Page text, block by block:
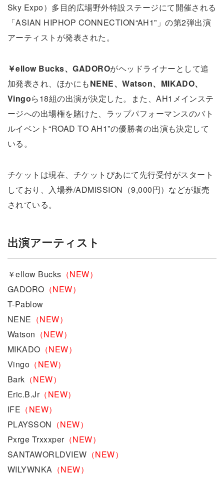
Sky Expo）多目的広場野外特設ステージにて開催される
「ASIAN HIPHOP CONNECTION“AH1”」の第2弾出演
アーティストが発表された。
￥ellow Bucks、GADOROがヘッドライナーとして追
加発表され、ほかにもNENE、Watson、MIKADO、
Vingoら18組の出演が決定した。また、AH1メインステ
ージへの出場権を賭けた、ラップパフォーマンスのバト
ルイベント“ROAD TO AH1”の優勝者の出演も決定して
いる。
チケットは現在、チケットぴあにて先行受付がスタート
しており、入場券/ADMISSION（9,000円）などが販売
されている。
出演アーティスト
￥ellow Bucks （NEW）
GADORO （NEW）
T-Pablow
NENE （NEW）
Watson （NEW）
MIKADO （NEW）
Vingo （NEW）
Bark （NEW）
Eric.B.Jr（NEW）
IFE （NEW）
PLAYSSON （NEW）
Pxrge Trxxxper（NEW）
SANTAWORLDVIEW （NEW）
WILYWNKA （NEW）